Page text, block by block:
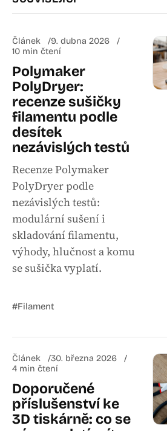
Článek
9. dubna 2026
10 min čtení
Polymaker
PolyDryer:
recenze sušičky
filamentu podle
desítek
nezávislých testů
Recenze Polymaker
PolyDryer podle
nezávislých testů:
modulární sušení i
skladování filamentu,
výhody, hlučnost a komu
se sušička vyplatí.
#Filament
Článek
30. března 2026
4 min čtení
Doporučené
příslušenství ke
3D tiskárně: co se